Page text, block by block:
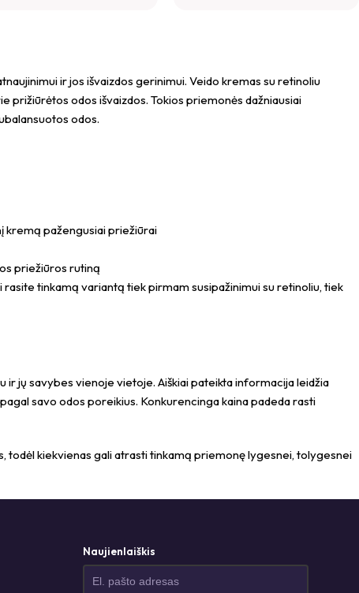
ir jos išvaizdos gerinimui. Veido kremas su retinoliu
prižiūrėtos odos išvaizdos. Tokios priemonės dažniausiai
odos.
kremą pažengusiai priežiūrai
priežiūros rutiną
tinkamą variantą tiek pirmam susipažinimui su retinoliu, tiek
jų savybes vienoje vietoje. Aiškiai pateikta informacija leidžia
savo odos poreikius. Konkurencinga kaina padeda rasti
kiekvienas gali atrasti tinkamą priemonę lygesnei, tolygesnei
Naujienlaiškis